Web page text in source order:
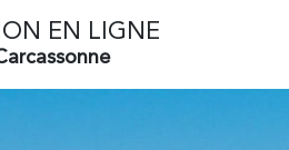
EN LIGNE